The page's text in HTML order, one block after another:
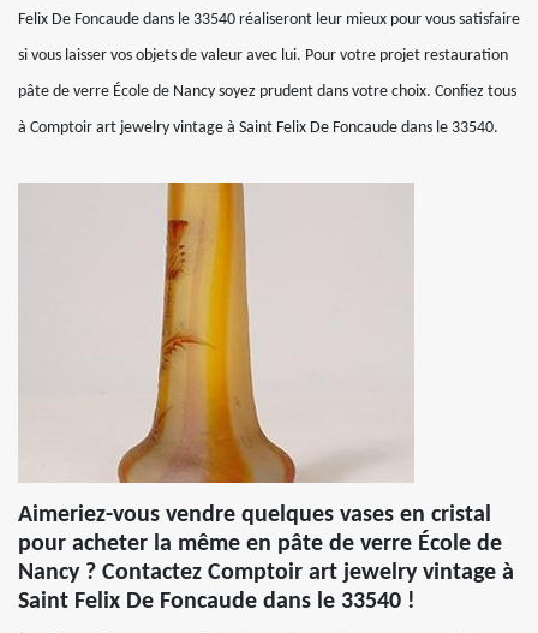
Felix De Foncaude dans le 33540 réaliseront leur mieux pour vous satisfaire
si vous laisser vos objets de valeur avec lui. Pour votre projet restauration
pâte de verre École de Nancy soyez prudent dans votre choix. Confiez tous
à Comptoir art jewelry vintage à Saint Felix De Foncaude dans le 33540.
Aimeriez-vous vendre quelques vases en cristal
pour acheter la même en pâte de verre École de
Nancy ? Contactez Comptoir art jewelry vintage à
Saint Felix De Foncaude dans le 33540 !